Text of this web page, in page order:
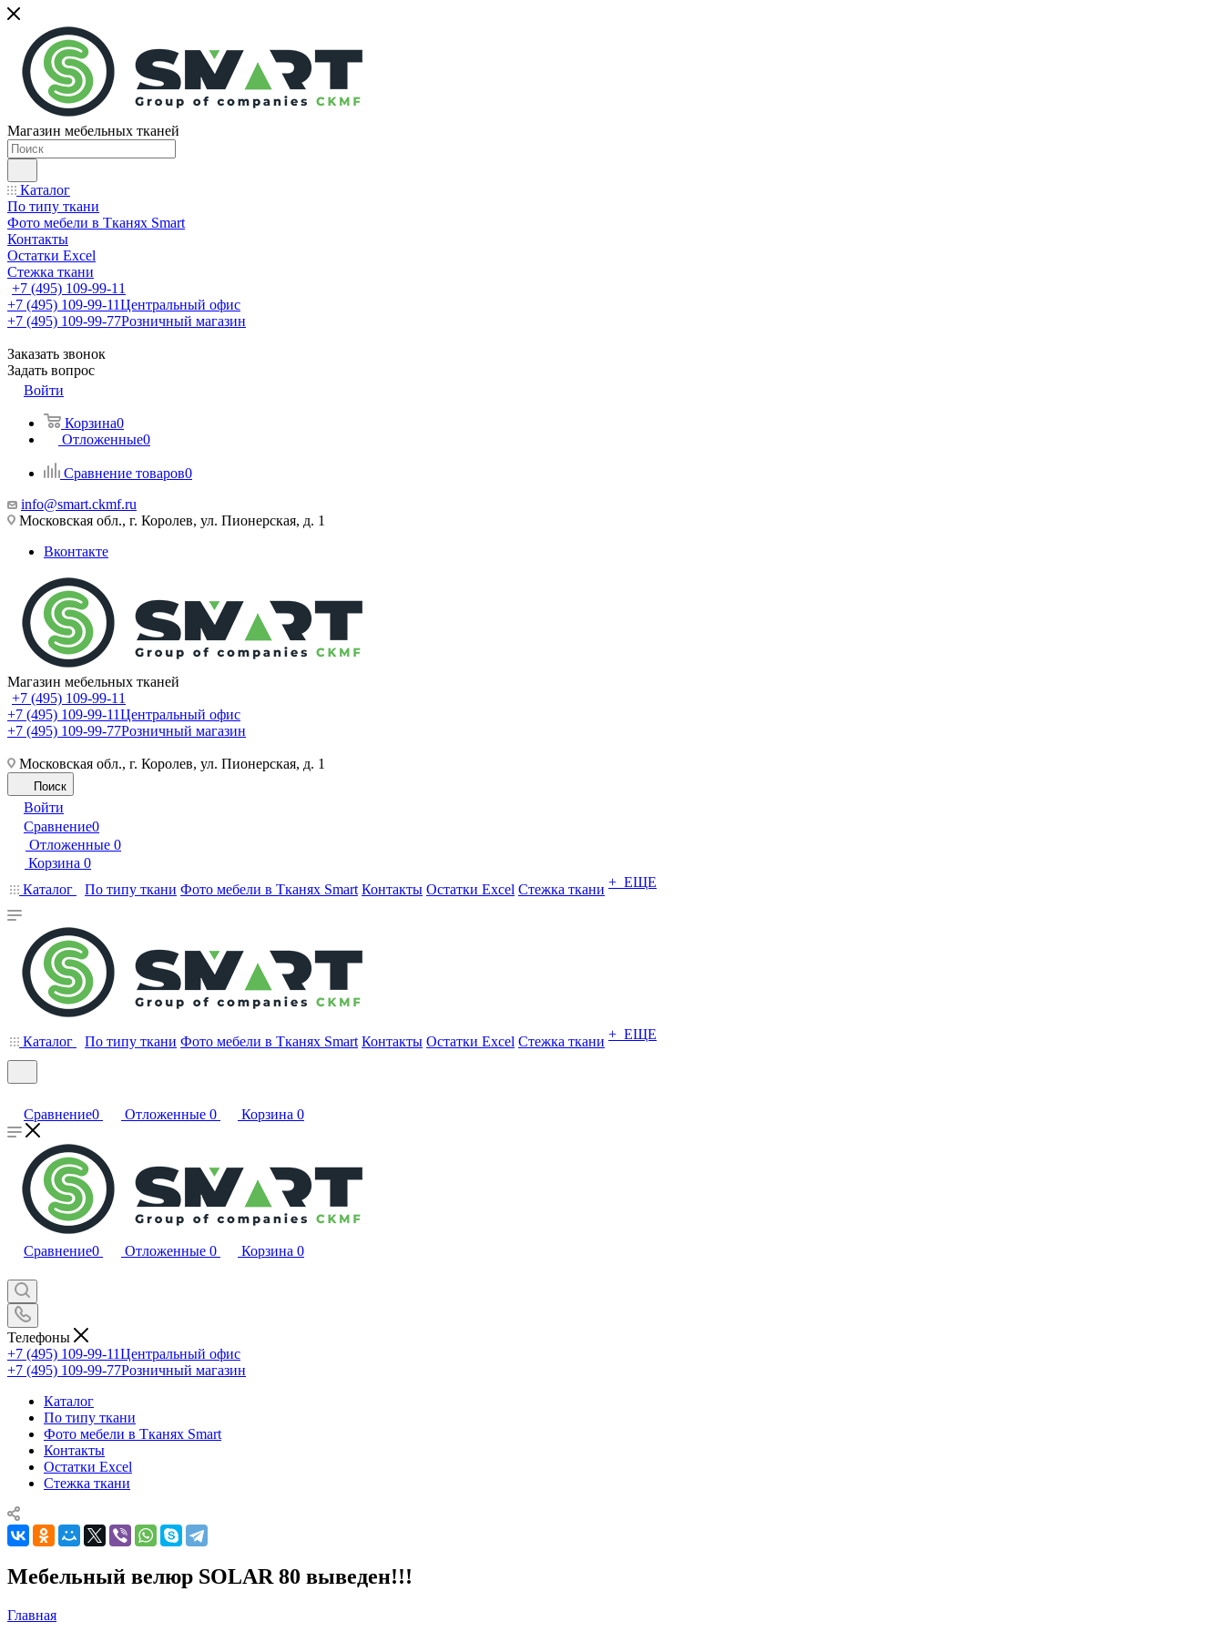
Магазин мебельных тканей
Каталог
По типу ткани
Фото мебели в Тканях Smart
Контакты
Остатки Excel
Стежка ткани
+7 (495) 109-99-11
+7 (495) 109-99-11Центральный офис
+7 (495) 109-99-77Розничный магазин
Заказать звонок
Задать вопрос
Войти
Корзина0
Отложенные0
Сравнение товаров0
info@smart.ckmf.ru
Московская обл., г. Королев, ул. Пионерская, д. 1
Вконтакте
Магазин мебельных тканей
+7 (495) 109-99-11
+7 (495) 109-99-11Центральный офис
+7 (495) 109-99-77Розничный магазин
Московская обл., г. Королев, ул. Пионерская, д. 1
Поиск
Войти
Сравнение0
Отложенные 0
Корзина 0
Каталог
По типу ткани Фото мебели в Тканях Smart Контакты Остатки Excel Стежка ткани + ЕЩЕ
Каталог По типу ткани Фото мебели в Тканях Smart Контакты Остатки Excel Стежка ткани + ЕЩЕ
Сравнение0 Отложенные 0 Корзина 0
Сравнение0 Отложенные 0 Корзина 0
Телефоны
+7 (495) 109-99-11Центральный офис
+7 (495) 109-99-77Розничный магазин
Каталог
По типу ткани
Фото мебели в Тканях Smart
Контакты
Остатки Excel
Стежка ткани
Мебельный велюр SOLAR 80 выведен!!!
Главная